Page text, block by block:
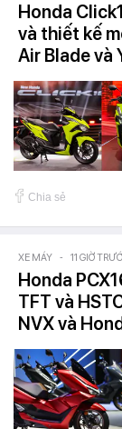
Honda
và thiết kế
Air Blade và
Chia sẻ
XE MÁY - 11 GIỜ
Honda
TFT và
NVX và